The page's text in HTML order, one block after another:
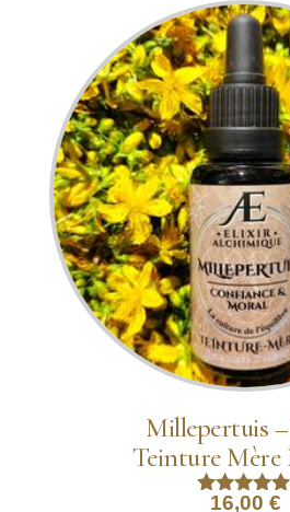
Millepertuis
Teinture Mère
Note
16,00 €